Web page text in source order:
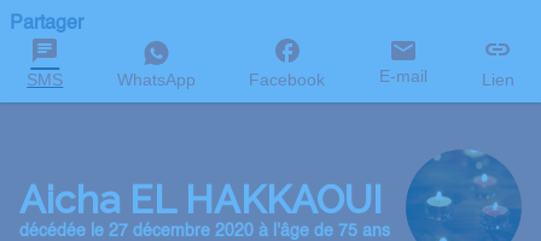
Partager
SMS WhatsApp Facebook E-mail Lien
Aicha EL HAKKAOUI
décédée le 27 décembre 2020 à l'âge de 75 ans